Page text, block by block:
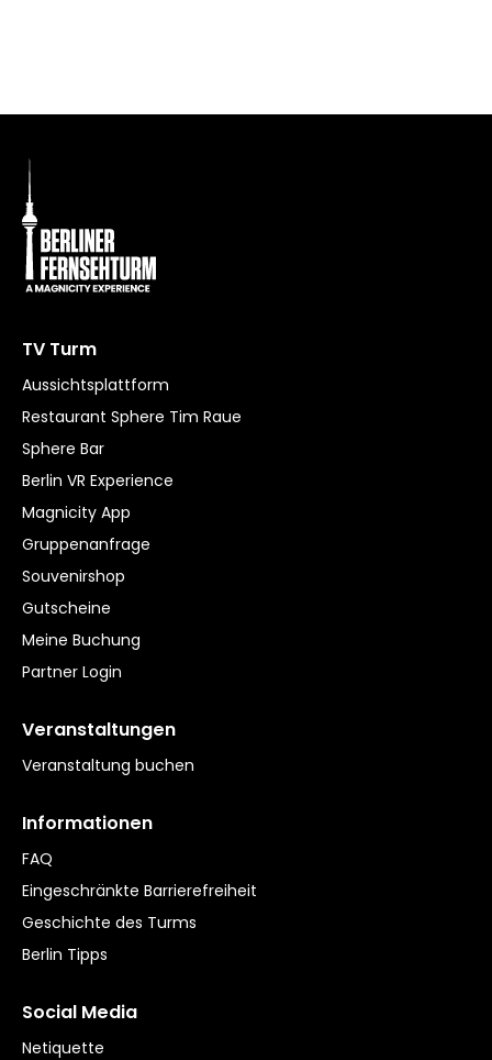
TV Turm
Aussichtsplattform
Restaurant Sphere Tim Raue
Sphere Bar
Berlin VR Experience
Magnicity App
Gruppenanfrage
Souvenirshop
Gutscheine
Meine Buchung
Partner Login
Veranstaltungen
Veranstaltung buchen
Informationen
FAQ
Eingeschränkte Barrierefreiheit
Geschichte des Turms
Berlin Tipps
Social Media
Netiquette